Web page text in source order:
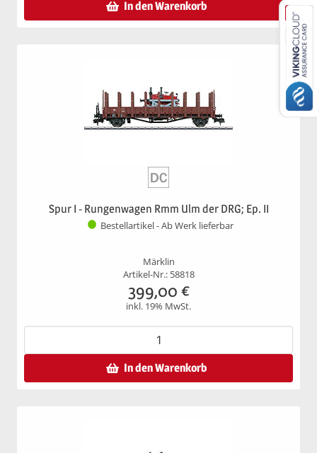
In den Warenkorb
Spur I - Rungenwagen Rmm Ulm der DRG; Ep. II
Bestellartikel - Ab Werk lieferbar
Märklin
Artikel-Nr.: 58818
399,00 €
inkl. 19% MwSt.
In den Warenkorb